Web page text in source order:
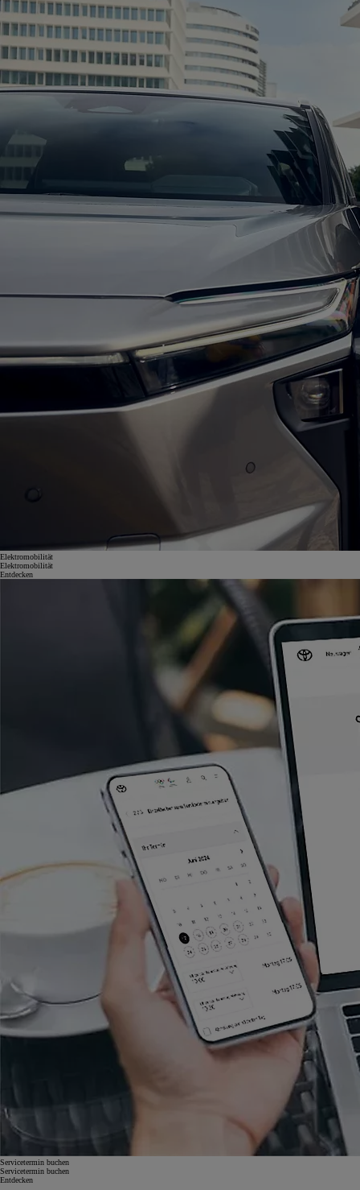
Elektromobilität
Elektromobilität
Entdecken
Servicetermin buchen
Servicetermin buchen
Entdecken